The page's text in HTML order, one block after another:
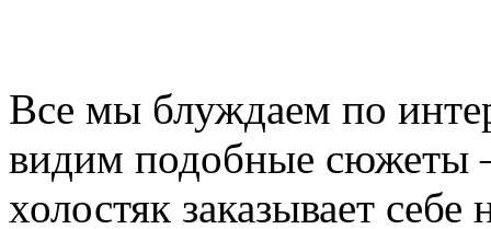
Все мы блуждаем по
видим подобные сюжеты
холостяк заказывает